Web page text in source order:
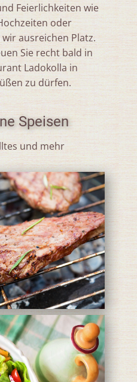
Feierlichkeiten wie
oder
ausreichen Platz.
Sie recht bald in
Ladokolla in
zu dürfen.
Speisen
und mehr